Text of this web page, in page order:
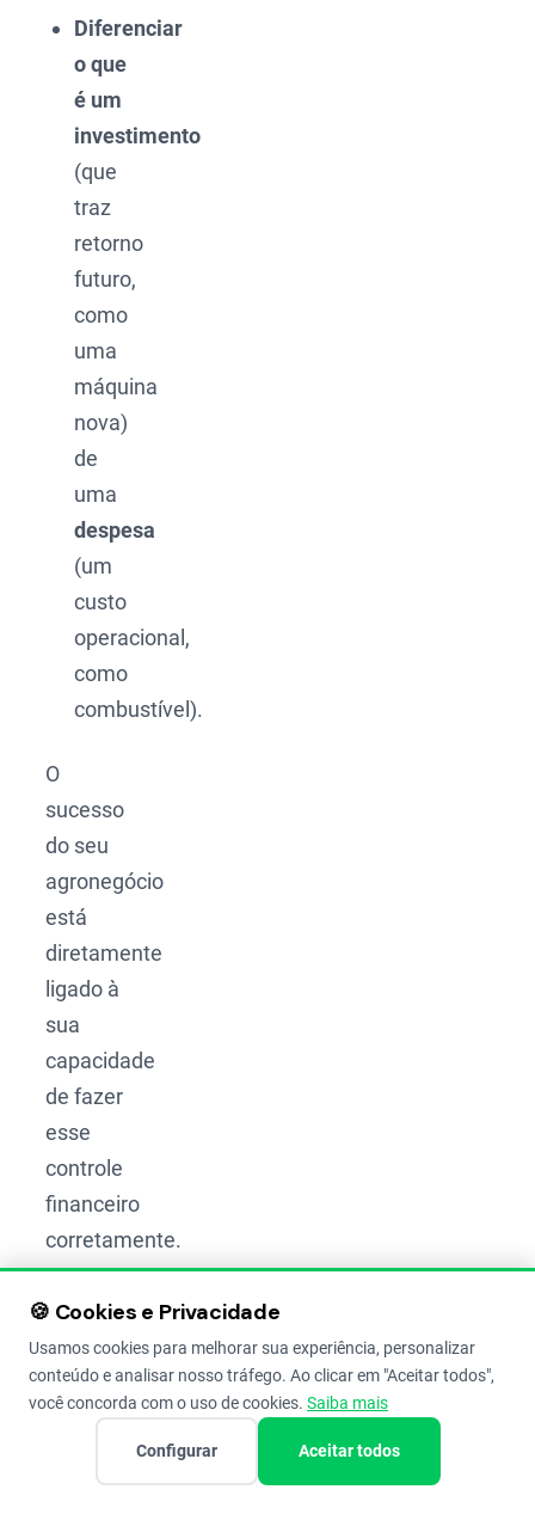
Diferenciar
o que
é um
investimento
(que
traz
retorno
futuro,
como
uma
máquina
nova)
de
uma
despesa
(um
custo
operacional,
como
combustível).
O
sucesso
do seu
agronegócio
está
diretamente
ligado à
sua
capacidade
de fazer
esse
controle
financeiro
corretamente.
Manter
os
gastos e
as
despesas
controle
🍪 Cookies e Privacidade
Usamos cookies para melhorar sua experiência, personalizar
conteúdo e analisar nosso tráfego. Ao clicar em "Aceitar todos",
você concorda com o uso de cookies. Saiba mais
Configurar Aceitar todos